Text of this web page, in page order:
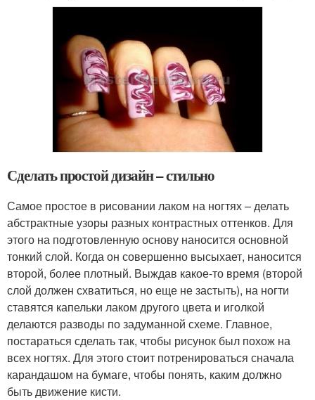
Сделать простой дизайн – стильно
Самое простое в рисовании лаком на ногтях – делать
абстрактные узоры разных контрастных оттенков. Для
этого на подготовленную основу наносится основной
тонкий слой. Когда он совершенно высыхает, наносится
второй, более плотный. Выждав какое-то время (второй
слой должен схватиться, но еще не застыть), на ногти
ставятся капельки лаком другого цвета и иголкой
делаются разводы по задуманной схеме. Главное,
постараться сделать так, чтобы рисунок был похож на
всех ногтях. Для этого стоит потренироваться сначала
карандашом на бумаге, чтобы понять, каким должно
быть движение кисти.